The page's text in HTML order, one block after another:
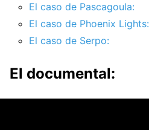
El caso de Pascagoula:
El caso de Phoenix Lights:
El caso de Serpo:
El documental: